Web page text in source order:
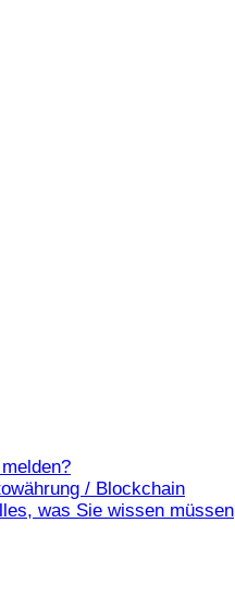
/ Blockchain
was Sie wissen müssen